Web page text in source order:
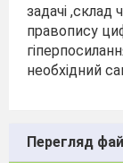
задачі ,склад
правопису
необхідний
Перегляд